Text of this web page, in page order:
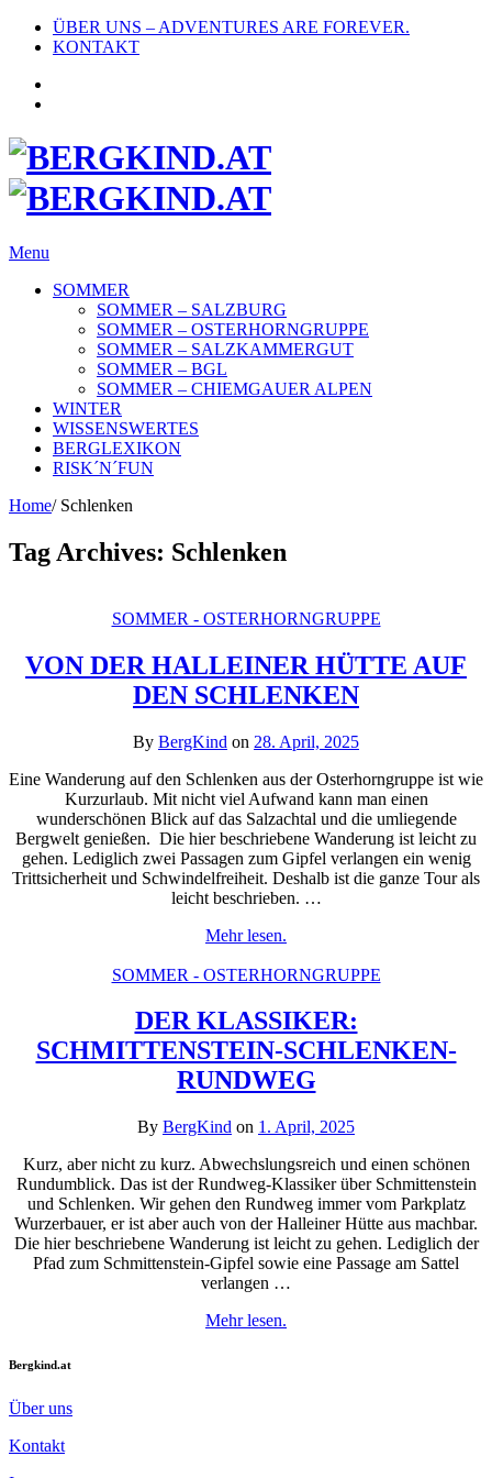
ÜBER UNS – ADVENTURES ARE FOREVER.
KONTAKT
Menu
SOMMER
SOMMER – SALZBURG
SOMMER – OSTERHORNGRUPPE
SOMMER – SALZKAMMERGUT
SOMMER – BGL
SOMMER – CHIEMGAUER ALPEN
WINTER
WISSENSWERTES
BERGLEXIKON
RISK´N´FUN
Home/ Schlenken
Tag Archives: Schlenken
SOMMER - OSTERHORNGRUPPE
VON DER HALLEINER HÜTTE AUF
DEN SCHLENKEN
By BergKind on 28. April, 2025
Eine Wanderung auf den Schlenken aus der Osterhorngruppe ist wie
Kurzurlaub. Mit nicht viel Aufwand kann man einen
wunderschönen Blick auf das Salzachtal und die umliegende
Bergwelt genießen. Die hier beschriebene Wanderung ist leicht zu
gehen. Lediglich zwei Passagen zum Gipfel verlangen ein wenig
Trittsicherheit und Schwindelfreiheit. Deshalb ist die ganze Tour als
leicht beschrieben. …
Mehr lesen.
SOMMER - OSTERHORNGRUPPE
DER KLASSIKER:
SCHMITTENSTEIN-SCHLENKEN-
RUNDWEG
By BergKind on 1. April, 2025
Kurz, aber nicht zu kurz. Abwechslungsreich und einen schönen
Rundumblick. Das ist der Rundweg-Klassiker über Schmittenstein
und Schlenken. Wir gehen den Rundweg immer vom Parkplatz
Wurzerbauer, er ist aber auch von der Halleiner Hütte aus machbar.
Die hier beschriebene Wanderung ist leicht zu gehen. Lediglich der
Pfad zum Schmittenstein-Gipfel sowie eine Passage am Sattel
verlangen …
Mehr lesen.
Bergkind.at
Über uns
Kontakt